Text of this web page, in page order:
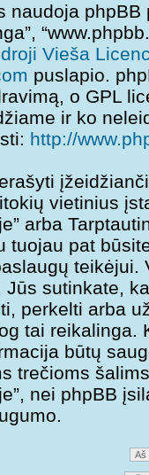
phpBB
Vieša
puslapio.
o GPL
ir ko
http://
vietinius
arba
tuojau pat
sutinkate,
perkelti arba
tai reikalinga.
būtų
trečioms
nei phpBB